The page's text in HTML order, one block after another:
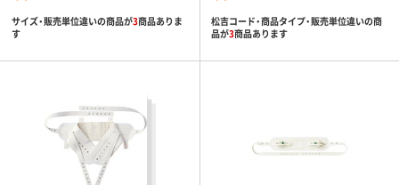
サイズ・販売単位違いの商品が3商品ありま
す
松吉コード・商品タイプ・販売単位違いの商
品が3商品あります